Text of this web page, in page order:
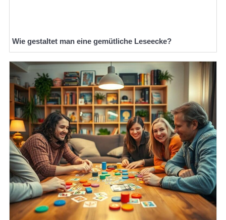
Wie gestaltet man eine gemütliche Leseecke?